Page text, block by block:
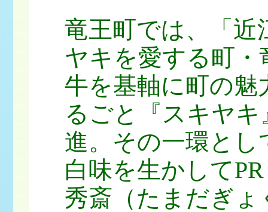
竜王町では、「近
ヤキを愛する町
牛を基軸に町の魅
るごと『スキヤ
進。その一環とし
白味を生かして
秀斎（たまだぎ